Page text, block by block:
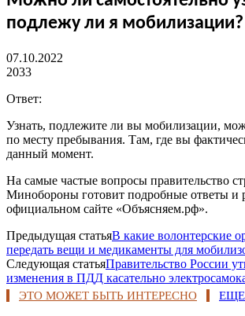
подлежу ли я мобилизации?
07.10.2022
2033
Ответ:
Узнать, подлежите ли вы мобилизации,
по месту пребывания. Там, где вы
данный момент.
На самые частые вопросы правительство
Минобороны готовит подробные ответы и
официальном сайте «Объясняем.рф».
Предыдущая статьяВ какие волонтерские
передать вещи и медикаменты для
Следующая статьяПравительство России
изменения в ПДД касательно
ЭТО МОЖЕТ БЫТЬ ИНТЕРЕСНО ЕЩЕ